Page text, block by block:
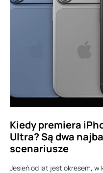
Kiedy premiera
Ultra? Są dwa
scenariusze
Jesień od lat jest okresem,